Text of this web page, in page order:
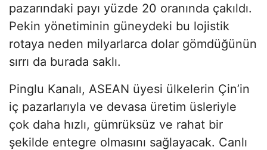
pazarındaki payı yüzde 20 oranında çakıldı.
Pekin yönetiminin güneydeki bu lojistik
rotaya neden milyarlarca dolar gömdüğünün
sırrı da burada saklı.
Pinglu Kanalı, ASEAN üyesi ülkelerin Çin’in
iç pazarlarıyla ve devasa üretim üsleriyle
çok daha hızlı, gümrüksüz ve rahat bir
şekilde entegre olmasını sağlayacak. Canlı